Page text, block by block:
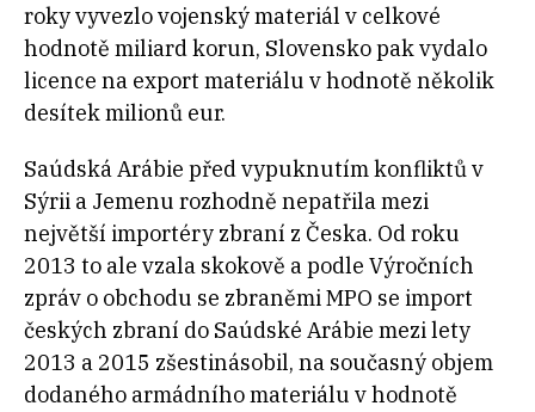
roky vyvezlo vojenský materiál v celkové
hodnotě miliard korun, Slovensko pak vydalo
licence na export materiálu v hodnotě několik
desítek milionů eur.
Saúdská Arábie před vypuknutím konfliktů v
Sýrii a Jemenu rozhodně nepatřila mezi
největší importéry zbraní z Česka. Od roku
2013 to ale vzala skokově a podle Výročních
zpráv o obchodu se zbraněmi MPO se import
českých zbraní do Saúdské Arábie mezi lety
2013 a 2015 zšestinásobil, na současný objem
dodaného armádního materiálu v hodnotě